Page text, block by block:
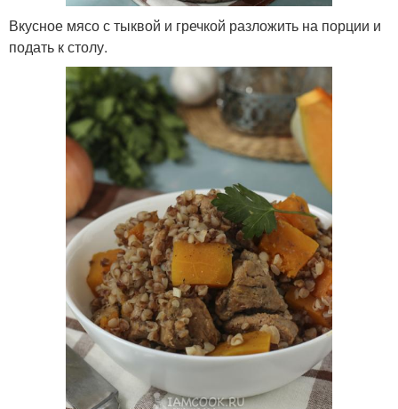
Вкусное мясо с тыквой и гречкой разложить на порции и
подать к столу.